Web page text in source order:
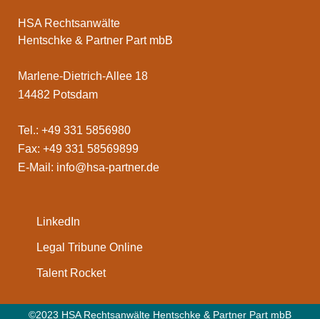
HSA Rechtsanwälte
Hentschke & Partner Part mbB
Marlene-Dietrich-Allee 18
14482 Potsdam
Tel.: +49 331 5856980
Fax: +49 331 58569899
E-Mail: info@hsa-partner.de
LinkedIn
Legal Tribune Online
Talent Rocket
©2023 HSA Rechtsanwälte Hentschke & Partner Part mbB